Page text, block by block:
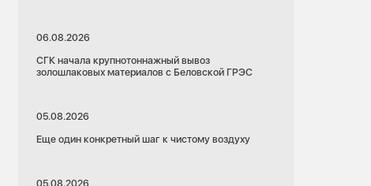
06.08.2026
СГК начала крупнотоннажный вывоз
золошлаковых материалов с Беловской ГРЭС
05.08.2026
Еще один конкретный шаг к чистому воздуху
05.08.2026